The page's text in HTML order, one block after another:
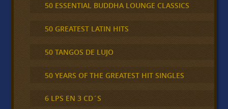
50 ESSENTIAL BUDDHA LOUNGE CLASSICS
50 GREATEST LATIN HITS
50 TANGOS DE LUJO
50 YEARS OF THE GREATEST HIT SINGLES
6 LPS EN 3 CD´S